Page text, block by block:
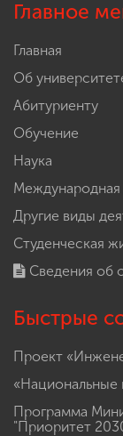
Главное
Главная
Об
Абитуриенту
Обучение
Наука
Международная
Другие виды
Студенческая
Сведения об
Быстрые
Проект
Программа
"Приоритет